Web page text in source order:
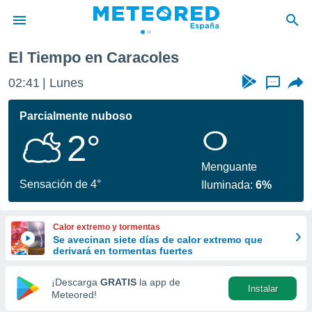
de
por
se
calidad.
a este
las
y
forma
digital
basada
El Tiempo en Caracoles
02:41 Lunes ...
Parcialmente nuboso
2°
Sensación de 4°
Menguante
Iluminada:6%
Calor extremo y tormentas
Se avecinan siete días de calor extremo que
derivará en tormentas fuertes
¡Descarga GRATIS la app de
Meteored!
Instalar